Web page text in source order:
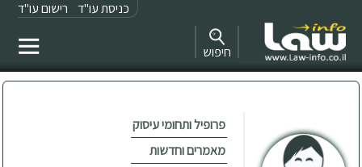
כניסת עו"ד רישום עו"ד
חיפוש
פרופיל ותחומי עיסוק
מאמרים וחדשות